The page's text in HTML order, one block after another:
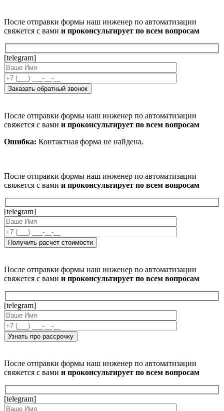
После отправки формы наш инженер по автоматизации
свяжется с вами и проконсультирует по всем вопросам
[telegram]
После отправки формы наш инженер по автоматизации
свяжется с вами и проконсультирует по всем вопросам
Ошибка: Контактная форма не найдена.
После отправки формы наш инженер по автоматизации
свяжется с вами и проконсультирует по всем вопросам
[telegram]
После отправки формы наш инженер по автоматизации
свяжется с вами и проконсультирует по всем вопросам
[telegram]
После отправки формы наш инженер по автоматизации
свяжется с вами и проконсультирует по всем вопросам
[telegram]